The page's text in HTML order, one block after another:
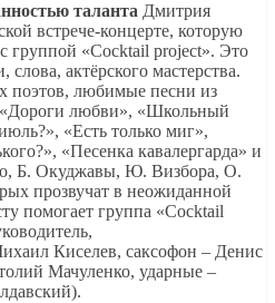
таланта Дмитрия
встрече-концерте, которую
группой «Cocktail project». Это
актёрского мастерства.
поэтов, любимые песни из
любви», «Школьный
«Есть только миг»,
«Песенка кавалергарда» и
Б. Окуджавы, Ю. Визбора, О.
прозвучат в неожиданной
помогает группа «Cocktail
Киселев, саксофон – Денис
Мачуленко, ударные –